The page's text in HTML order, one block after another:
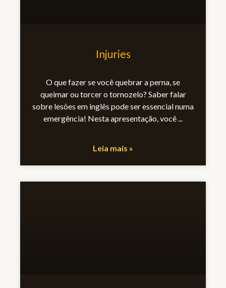
Injuries
O que fazer se você quebrar a perna, se
queimar ou torcer o tornozelo? Saber falar
sobre lesões em inglês pode ser essencial numa
emergência! Nesta apresentação, você
Leia mais »